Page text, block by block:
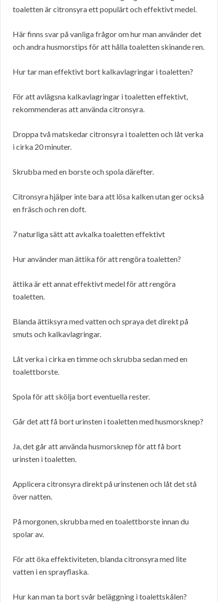
toaletten är citronsyra ett populärt och effektivt medel.
Här finns svar på vanliga frågor om hur man använder det
och andra husmorstips för att hålla toaletten skinande ren.
Hur tar man effektivt bort kalkavlagringar i toaletten?
För att avlägsna kalkavlagringar i toaletten effektivt,
rekommenderas att använda citronsyra.
Droppa två matskedar citronsyra i toaletten och låt verka
i cirka 20 minuter.
Skrubba med en borste och spola därefter.
Citronsyra hjälper inte bara att lösa kalken utan ger också
en fräsch och ren doft.
7 naturliga sätt att avkalka toaletten effektivt
Hur använder man ättika för att rengöra toaletten?
ättika är ett annat effektivt medel för att rengöra
toaletten.
Blanda ättiksyra med vatten och spraya det direkt på
smuts och kalkavlagringar.
Låt verka i cirka en timme och skrubba sedan med en
toalettborste.
Spola för att skölja bort eventuella rester.
Går det att få bort urinsten i toaletten med husmorsknep?
Ja, det går att använda husmorsknep för att få bort
urinsten i toaletten.
Applicera citronsyra direkt på urinstenen och låt det stå
över natten.
På morgonen, skrubba med en toalettborste innan du
spolar av.
För att öka effektiviteten, blanda citronsyra med lite
vatten i en sprayflaska.
Hur kan man ta bort svår beläggning i toalettskålen?